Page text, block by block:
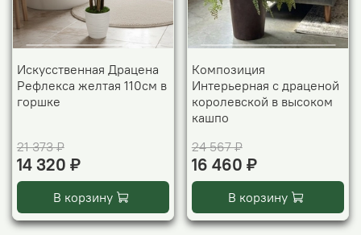
Искусственная Драцена
Рефлекса желтая 110см в
горшке
21 373 ₽
14 320 ₽
В корзину
Композиция
Интерьерная с драценой
королевской в высоком
кашпо
24 567 ₽
16 460 ₽
В корзину